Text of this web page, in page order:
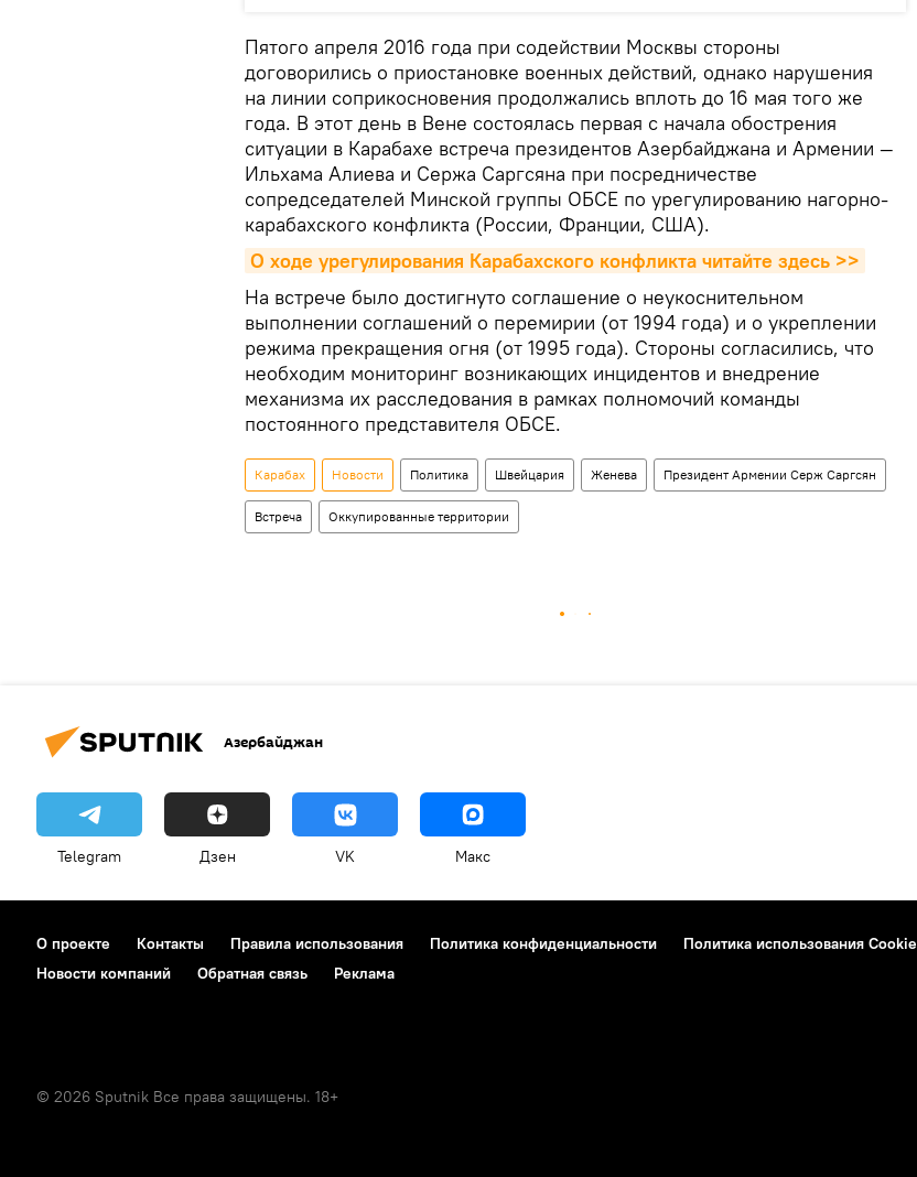
Пятого апреля 2016 года при содействии Москвы стороны
договорились о приостановке военных действий, однако нарушения
на линии соприкосновения продолжались вплоть до 16 мая того же
года. В этот день в Вене состоялась первая с начала обострения
ситуации в Карабахе встреча президентов Азербайджана и Армении —
Ильхама Алиева и Сержа Саргсяна при посредничестве
сопредседателей Минской группы ОБСЕ по урегулированию нагорно-
карабахского конфликта (России, Франции, США).
О ходе урегулирования Карабахского конфликта читайте здесь >>
На встрече было достигнуто соглашение о неукоснительном
выполнении соглашений о перемирии (от 1994 года) и о укреплении
режима прекращения огня (от 1995 года). Стороны согласились, что
необходим мониторинг возникающих инцидентов и внедрение
механизма их расследования в рамках полномочий команды
постоянного представителя ОБСЕ.
Карабах Новости Политика Швейцария Женева Президент Армении Серж Саргсян
Встреча Оккупированные территории
Азербайджан
Telegram Дзен VK Макс
О проекте Контакты Правила использования Политика конфиденциальности Политика использования Cookie
Новости компаний
Обратная связь Реклама
© 2026 Sputnik Все права защищены. 18+